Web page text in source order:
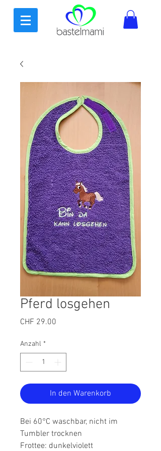
Pferd losgehen
CHF 29.00
Anzahl *
In den Warenkorb
Bei 60°C waschbar, nicht im
Tumbler trocknen
Frottee: dunkelviolett